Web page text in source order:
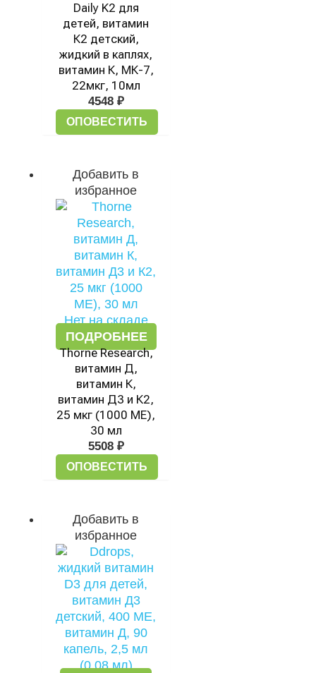
Daily K2 для
детей, витамин
К2 детский,
жидкий в каплях,
витамин К, МК-7,
22мкг, 10мл
4548 ₽
ОПОВЕСТИТЬ
Добавить в
избранное
Нет на складе
ПОДРОБНЕЕ
Thorne Research,
витамин Д,
витамин К,
витамин Д3 и К2,
25 мкг (1000 МЕ),
30 мл
5508 ₽
ОПОВЕСТИТЬ
Добавить в
избранное